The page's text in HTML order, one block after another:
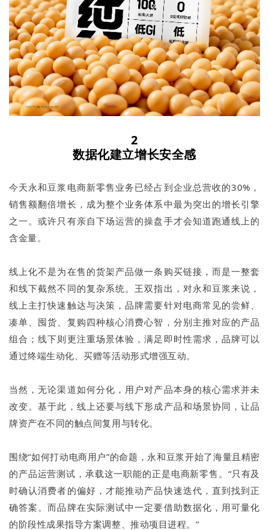
2
数据化建立增长安全感
今天永和豆浆电商新零售业务已经占到企业总营收的30%，
销售额翻倍增长，成为整个业务体系中最为突出的增长引擎
之一。或许只有亲自下场运营的操盘手才会知道跑通线上的
含金量。
线上化不是为在售的货架产品做一条购买链接，而是一整套
和线下截然不同的复杂系统。王双指出，对永和豆浆来说，
线上主打快速触达与决策，品牌需要针对电商常见的尝鲜、
凑单、囤货、复购四种核心消费心智，分别主推对应的产品
组合；线下则更注重场景体验，满足即时性需求，品牌可以
通过终端生动化、买赠等活动形式增强互动。
当然，无论渠道如何分化，用户对产品本身的核心需求并未
改变。基于此，线上还要与线下形成产品和场景协同，让品
牌资产在不同的触点间复用与转化。
围绕“如何打动电商用户”的命题，永和豆浆开始了海量且精密
的产品运营测试，承载这一职能的正是电商新零售。“只有及
时确认消费者的偏好，才能推动产品快速迭代，直到找到正
确答案。而品牌在实际测试中一定要借助数据化，用可量化
的阶段性成果指导方案调整、推动项目进程。”